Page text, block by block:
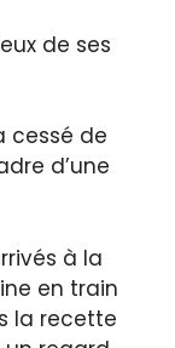
de ses
cessé de
d’une
à la
en train
la recette